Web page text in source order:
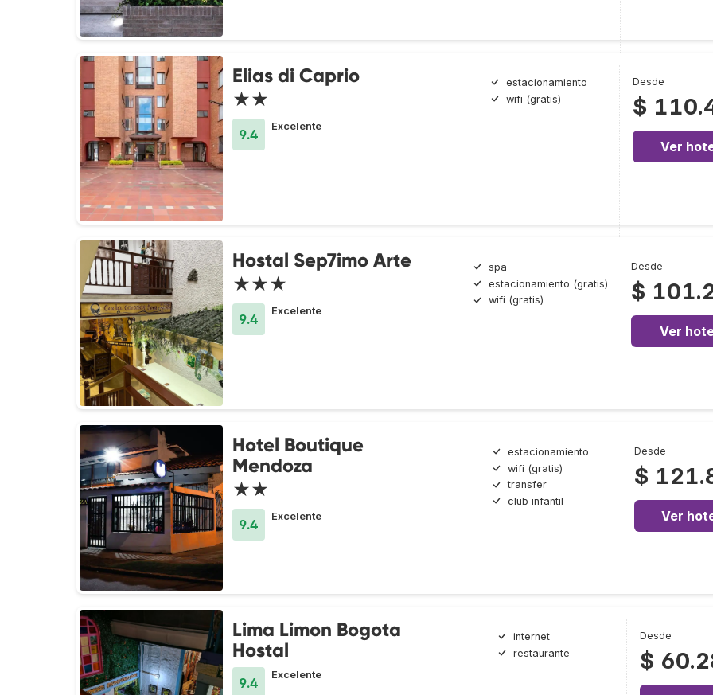
Elias di Caprio
★★
9.4
Excelente
estacionamiento
wifi (gratis)
Desde
$
Ver
Hostal Sep7imo Arte
★★★
9.4
Excelente
spa
estacionamiento (gratis)
wifi (gratis)
Desde
$
Ver
Hotel Boutique
Mendoza
★★
9.4
Excelente
estacionamiento
wifi (gratis)
transfer
club infantil
Desde
$
Ver
Lima Limon Bogota
Hostal
9.4
Excelente
internet
restaurante
Desde
$